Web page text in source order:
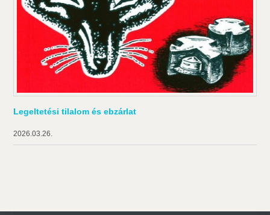
Legeltetési tilalom és ebzárlat
2026.03.26.